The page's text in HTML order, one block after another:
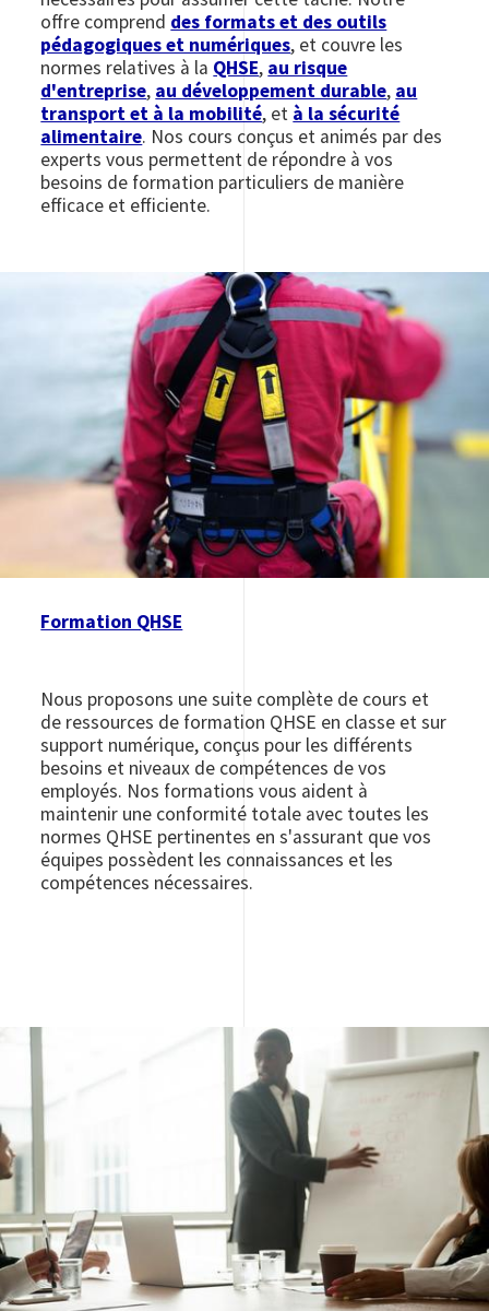
offre comprend des formats et des outils
pédagogiques et numériques, et couvre les
normes relatives à la QHSE, au risque
d'entreprise, au développement durable, au
transport et à la mobilité, et à la sécurité
alimentaire. Nos cours conçus et animés par des
experts vous permettent de répondre à vos
besoins de formation particuliers de manière
efficace et efficiente.
Formation QHSE
Nous proposons une suite complète de cours et
de ressources de formation QHSE en classe et sur
support numérique, conçus pour les différents
besoins et niveaux de compétences de vos
employés. Nos formations vous aident à
maintenir une conformité totale avec toutes les
normes QHSE pertinentes en s'assurant que vos
équipes possèdent les connaissances et les
compétences nécessaires.
Image